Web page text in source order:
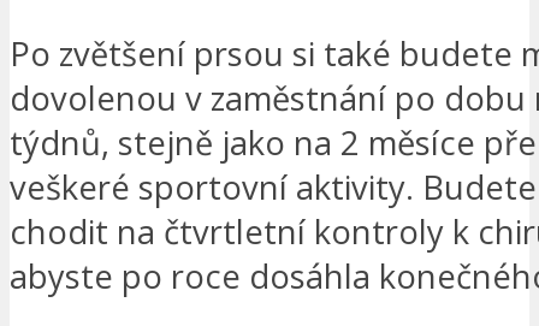
Po zvětšení prsou si také budete
dovolenou v zaměstnání po dobu
týdnů, stejně jako na 2 měsíce
veškeré sportovní aktivity.
chodit na čtvrtletní kontroly k
abyste po roce dosáhla